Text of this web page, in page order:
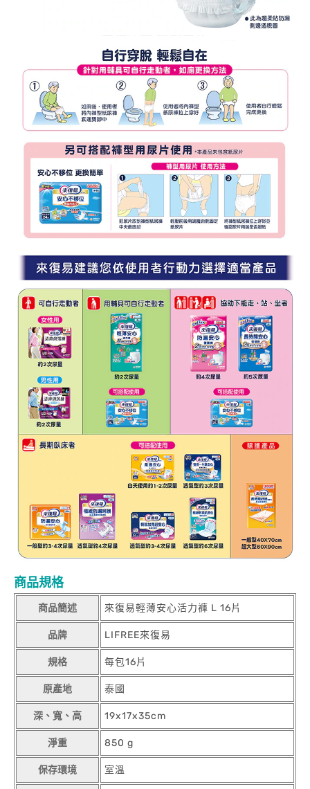
商品規格
商品簡述 來復易輕薄安心活力褲 L 16片
品牌 LIFREE來復易
規格 每包16片
原產地 泰國
深、寬、高 19x17x35cm
淨重 850 g
保存環境 室溫